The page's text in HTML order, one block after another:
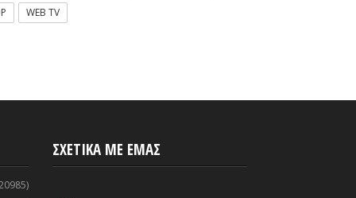
WEB TV
ΣΧΕΤΙΚΑ ΜΕ ΕΜΑΣ